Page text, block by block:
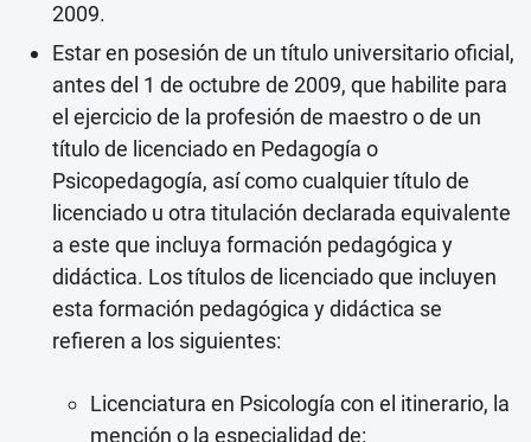
2009.
Estar en posesión de un título universitario oficial,
antes del 1 de octubre de 2009, que habilite para
el ejercicio de la profesión de maestro o de un
título de licenciado en Pedagogía o
Psicopedagogía, así como cualquier título de
licenciado u otra titulación declarada equivalente
a este que incluya formación pedagógica y
didáctica. Los títulos de licenciado que incluyen
esta formación pedagógica y didáctica se
refieren a los siguientes:
Licenciatura en Psicología con el itinerario, la
mención o la especialidad de: